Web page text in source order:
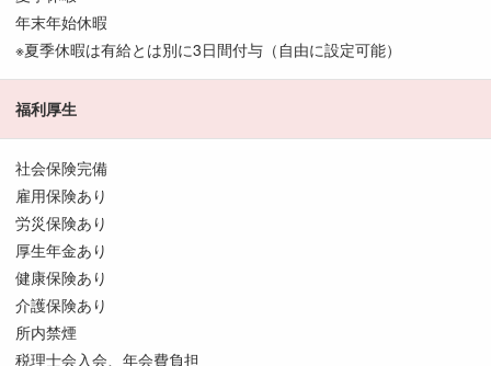
年末年始休暇
※夏季休暇は有給とは別に3日間付与（自由に設定可能）
福利厚生
社会保険完備
雇用保険あり
労災保険あり
厚生年金あり
健康保険あり
介護保険あり
所内禁煙
税理士会入会、年会費負担